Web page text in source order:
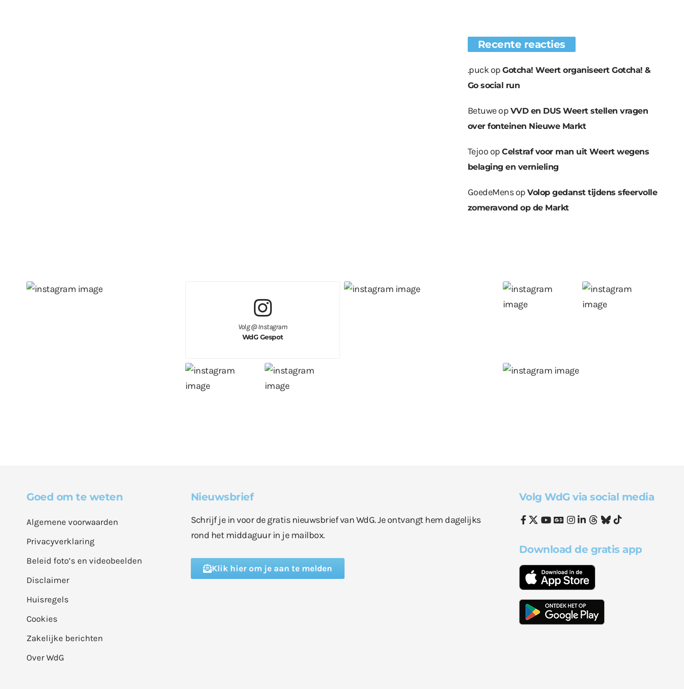
Recente reacties
.puckopGotcha! Weert organiseert Gotcha! &
Go social run
Betuweop VVD en DUS Weert stellen vragen
over fonteinen Nieuwe Markt
Tejoo opCelstraf voor man uit Weert wegens
belaging en vernieling
GoedeMensopVolop gedanst tijdens sfeervolle
zomeravond op de Markt
Volg @ Instagram
WdG Gespot
Goed om te weten
Algemene voorwaarden
Privacyverklaring
Beleid foto’s en videobeelden
Disclaimer
Huisregels
Cookies
Zakelijke berichten
Over WdG
Nieuwsbrief
Schrijf je in voor de gratis nieuwsbrief van WdG. Je ontvangt hem dagelijks
rond het middaguur in je mailbox.
Klik hier om je aan te melden
Volg WdG via social media
Download de gratis app